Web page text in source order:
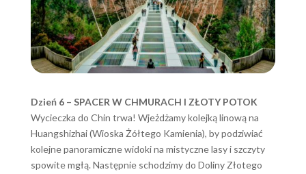
Dzień 6 – SPACER W CHMURACH I ZŁOTY POTOK
Wycieczka do Chin trwa! Wjeżdżamy kolejką linową na
Huangshizhai (Wioska Żółtego Kamienia), by podziwiać
kolejne panoramiczne widoki na mistyczne lasy i szczyty
spowite mgłą. Następnie schodzimy do Doliny Złotego